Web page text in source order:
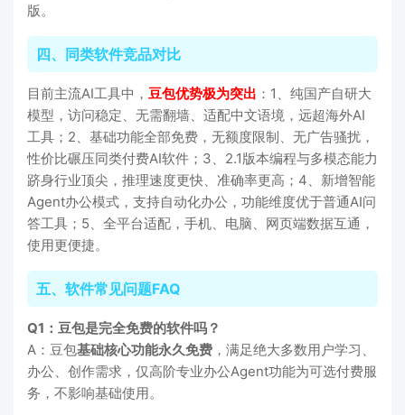
版。
四、同类软件竞品对比
目前主流AI工具中， 豆包优势极为突出 ：1、纯国产自研大
模型，访问稳定、无需翻墙、适配中文语境，远超海外AI
工具；2、基础功能全部免费，无额度限制、无广告骚扰，
性价比碾压同类付费AI软件；3、2.1版本编程与多模态能力
跻身行业顶尖，推理速度更快、准确率更高；4、新增智能
Agent办公模式，支持自动化办公，功能维度优于普通AI问
答工具；5、全平台适配，手机、电脑、网页端数据互通，
使用更便捷。
五、软件常见问题FAQ
Q1：豆包是完全免费的软件吗？
A：豆包基础核心功能永久免费 ，满足绝大多数用户学习、
办公、创作需求，仅高阶专业办公Agent功能为可选付费服
务，不影响基础使用。